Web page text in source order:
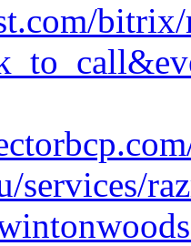
bitrix/
services/